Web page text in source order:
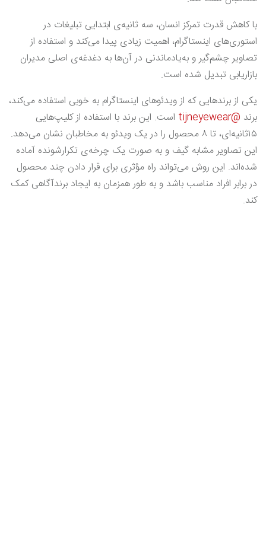
با کاهش قدرت تمرکز انسان، سه ثانیه‌ی ابتدایی تبلیغات در
استوری‌های اینستاگرام، اهمیت زیادی پیدا می‌کند و استفاده از
تصاویر چشم‌گیر و به‌یادماندنی در آن‌ها به دغدغه‌ی اصلی مدیران
بازاریابی تبدیل شده است.
یکی از برندهایی که از ویدئوهای اینستاگرام به خوبی استفاده می‌کند،
برند @tijneyewear
است. این برند با استفاده از کلیپ‌هایی
۱۵ثانیه‌ای، تا ۸ محصول را در یک ویدئو به مخاطبان نشان می‌دهد.
این تصاویر مشابه گیف و به صورت یک چرخه‌ی تکرارشونده آماده
شده‌اند. این روش می‌تواند راه مؤثری برای قرار دادن چند محصول
در برابر افراد مناسب باشد و به طور همزمان به ایجاد برندآگاهی کمک
کند.